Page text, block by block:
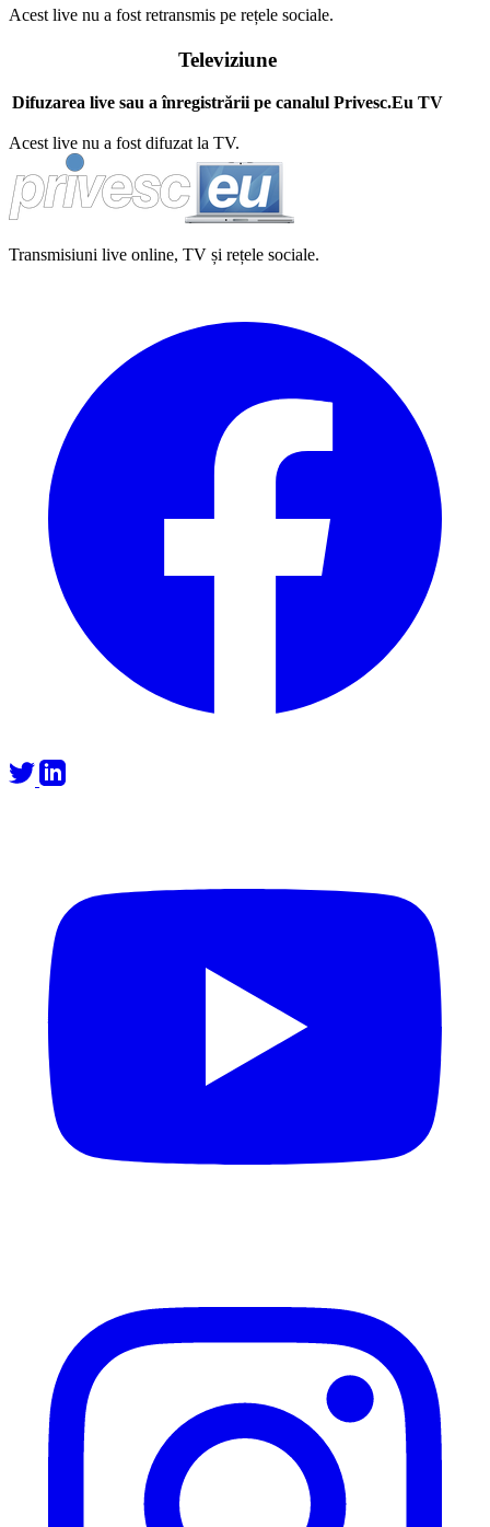
Acest live nu a fost retransmis pe rețele sociale.
Televiziune
Difuzarea live sau a înregistrării pe canalul Privesc.Eu TV
Acest live nu a fost difuzat la TV.
Transmisiuni live online, TV și rețele sociale.